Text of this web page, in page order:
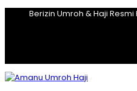
Berizin Umroh & Haji Resmi